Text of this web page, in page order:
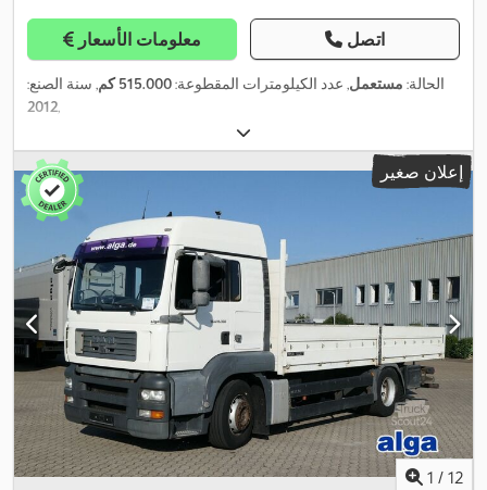
معلومات الأسعار اتصل
الحالة: مستعمل, عدد الكيلومترات المقطوعة:515.000 كم
, سنة الصنع:
2012,
إعلان صغير
1 / 12